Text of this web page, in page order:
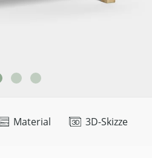
Material 3D-Skizze